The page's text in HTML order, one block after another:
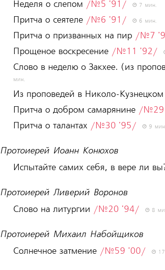
Неделя о слепом /№5 '91/ 7 мин.
Притча о сеятеле /№6 '91/ 6 мин.
Притча о призванных на пир /№7
Прощеное воскресение /№11 '92/
Слово в неделю о Закхее. (из
мин.
Из проповедей в Николо-
Притча о добром самарянине /№29
Притча о талантах /№30 '95/ 9
Протоиерей Иоанн Конюхов
Испытайте самих себя, в вере ли
Протоиерей Ливерий Воронов
Слово на литургии /№20 '94/ 8
Протоиерей Михаил Набойщиков
Солнечное затмение /№59 '00/ 17